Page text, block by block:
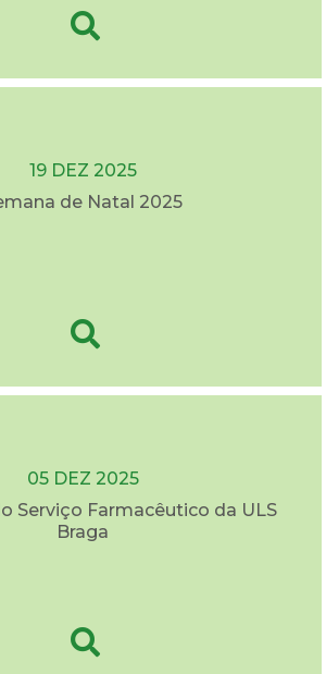
19 DEZ 2025
de Natal 2025
05 DEZ 2025
Serviço Farmacêutico da ULS
Braga